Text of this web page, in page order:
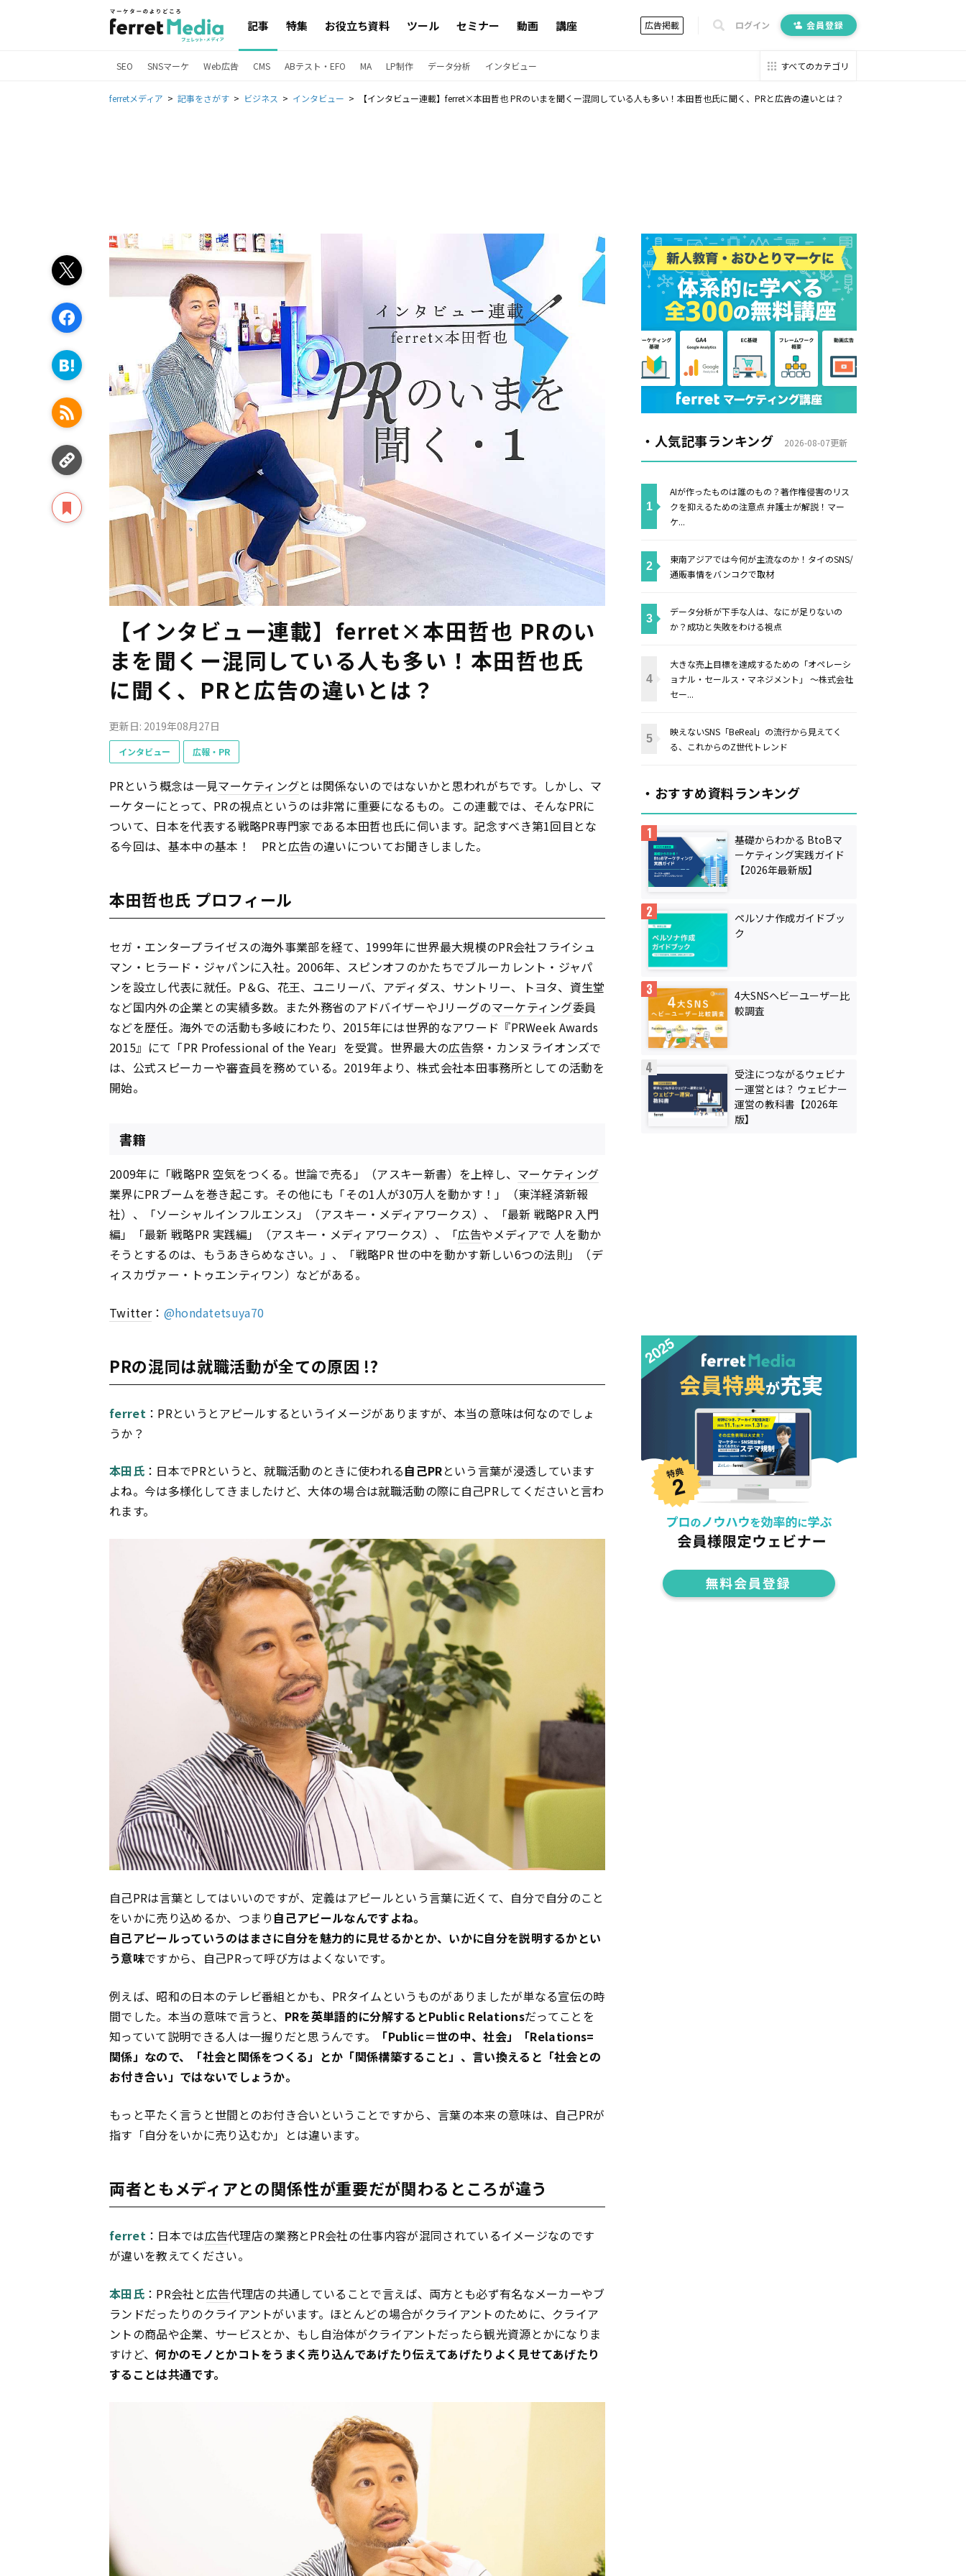
記事 特集 お役立ち資料 ツール セミナー 動画 講座 広告掲載 ログイン 会員登録
SEO SNSマーケ Web広告 CMS ABテスト・EFO MA LP制作 データ分析 インタビュー すべてのカテゴリ
ferretメディア 記事をさがす ビジネス インタビュー 【インタビュー連載】ferret×本田哲也 PRのいまを聞くー混同している人も多い！本田哲也氏に聞く、PRと広告の違いとは？
【インタビュー連載】ferret×本田哲也 PRのい
まを聞くー混同している人も多い！本田哲也氏
に聞く、PRと広告の違いとは？
更新日: 2019年08月27日
インタビュー 広報・PR
PRという概念は一見マーケティングとは関係ないのではないかと思われがちです。しかし、マ
ーケターにとって、PRの視点というのは非常に重要になるもの。この連載では、そんなPRに
ついて、日本を代表する戦略PR専門家である本田哲也氏に伺います。記念すべき第1回目とな
る今回は、基本中の基本！ PRと広告の違いについてお聞きしました。
本田哲也氏 プロフィール
セガ・エンタープライゼスの海外事業部を経て、1999年に世界最大規模のPR会社フライシュ
マン・ヒラード・ジャパンに入社。2006年、スピンオフのかたちでブルーカレント・ジャパ
ンを設立し代表に就任。P＆G、花王、ユニリーバ、アディダス、サントリー、トヨタ、資生堂
など国内外の企業との実績多数。また外務省のアドバイザーやJリーグのマーケティング委員
などを歴任。海外での活動も多岐にわたり、2015年には世界的なアワード『PRWeek Awards
2015』にて「PR Professional of the Year」を受賞。世界最大の広告祭・カンヌライオンズで
は、公式スピーカーや審査員を務めている。2019年より、株式会社本田事務所としての活動を
開始。
書籍
2009年に「戦略PR 空気をつくる。世論で売る」（アスキー新書）を上梓し、 マーケティング
業界にPRブームを巻き起こす。その他にも「その1人が30万人を動かす！」（東洋経済新報
社）、「ソーシャルインフルエンス」（アスキー・メディアワークス）、「最新 戦略PR 入門
編」「最新 戦略PR 実践編」（アスキー・メディアワークス）、「広告やメディアで 人を動か
そうとするのは、もうあきらめなさい。」、「戦略PR 世の中を動かす新しい6つの法則」（デ
ィスカヴァー・トゥエンティワン）などがある。
Twitter： @hondatetsuya70
PRの混同は就職活動が全ての原因 !?
ferret ：PRというとアピールするというイメージがありますが、本当の意味は何なのでしょ
うか？
本田氏：日本でPRというと、就職活動のときに使われる自己PRという言葉が浸透しています
よね。今は多様化してきましたけど、大体の場合は就職活動の際に自己PRしてくださいと言わ
れます。
自己PRは言葉としてはいいのですが、定義はアピールという言葉に近くて、自分で自分のこと
をいかに売り込めるか、つまり 自己アピールなんですよね。
自己アピールっていうのはまさに自分を魅力的に見せるかとか、いかに自分を説明するかとい
う意味ですから、自己PRって呼び方はよくないです。
例えば、昭和の日本のテレビ番組とかも、PRタイムというものがありましたが単なる宣伝の時
間でした。本当の意味で言うと、 PRを英単語的に分解するとPublic Relationsだってことを
知っていて説明できる人は一握りだと思うんです。
「Public＝世の中、社会」「Relations=
関係」なので、「社会と関係をつくる」とか「関係構築すること」、言い換えると「社会との
お付き合い」ではないでしょうか。
もっと平たく言うと世間とのお付き合いということですから、言葉の本来の意味は、自己PRが
指す「自分をいかに売り込むか」とは違います。
両者ともメディアとの関係性が重要だが関わるところが違う
ferret：日本では広告代理店の業務とPR会社の仕事内容が混同されているイメージなのです
が違いを教えてください。
本田氏：PR会社と広告代理店の共通していることで言えば、両方とも必ず有名なメーカーやブ
ランドだったりのクライアントがいます。ほとんどの場合がクライアントのために、クライア
ントの商品や企業、サービスとか、もし自治体がクライアントだったら観光資源とかになりま
すけど、何かのモノとかコトをうまく売り込んであげたり伝えてあげたりよく見せてあげたり
することは共通です。
・人気記事ランキング 2026-08-07更新
AIが作ったものは誰のもの？著作権侵害のリス
クを抑えるための注意点 弁護士が解説！マー
ケ...
東南アジアでは今何が主流なのか！タイのSNS/
通販事情をバンコクで取材
データ分析が下手な人は、なにが足りないの
か？成功と失敗をわける視点
大きな売上目標を達成するための「オペレーシ
ョナル・セールス・マネジメント」 〜株式会社
セー...
映えないSNS「BeReal」の流行から見えてく
る、これからのZ世代トレンド
・おすすめ資料ランキング
基礎からわかる BtoBマ
ーケティング実践ガイド
【2026年最新版】
ペルソナ作成ガイドブッ
ク
4大SNSヘビーユーザー比
較調査
受注につながるウェビナ
ー運営とは？ ウェビナー
運営の教科書【2026年
版】